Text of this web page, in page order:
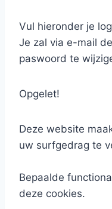
Vul hieronder je
Je zal via e-mail
paswoord te
Opgelet!
Deze website
uw surfgedrag te
Bepaalde
deze cookies.